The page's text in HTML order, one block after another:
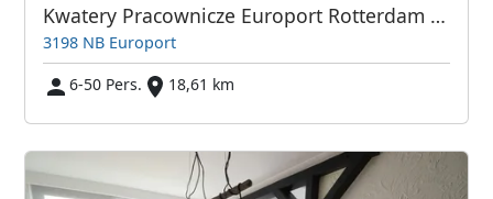
Kwatery Pracownicze Europort Rotterdam i Okolice
3198 NB Europort
6-50 Pers.
18,61 km